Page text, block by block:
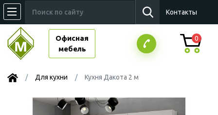
Контакты
Офисная
мебель
0
Для кухни Кухня Дакота 2 м